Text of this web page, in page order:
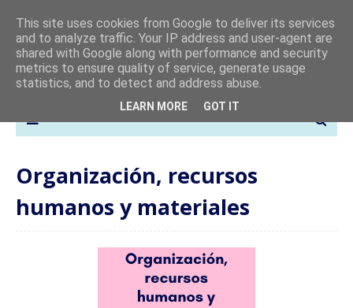
Organización, recursos
humanos y materiales
This site uses cookies from Google to deliver its services
and to analyze traffic. Your IP address and user-agent are
shared with Google along with performance and security
metrics to ensure quality of service, generate usage
statistics, and to detect and address abuse.
LEARN MORE GOT IT